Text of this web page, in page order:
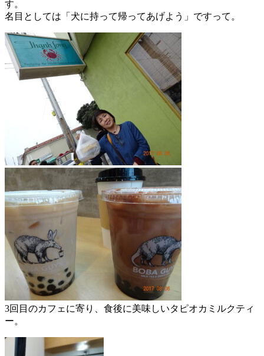
す。
名目としては「犬に持って帰ってあげよう」ですって。
3回目のカフェに寄り、食後に美味しいタピオカミルクティ
ー。